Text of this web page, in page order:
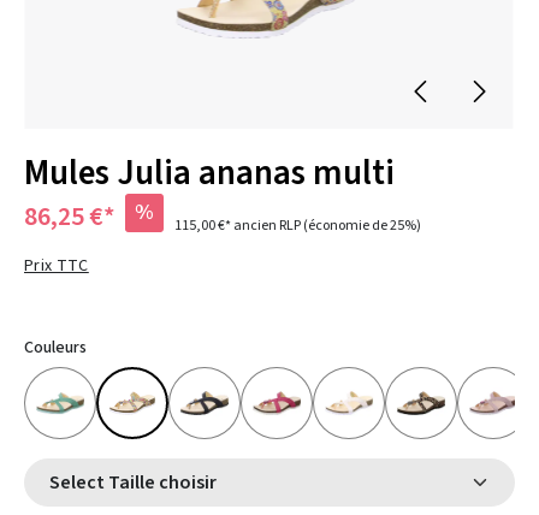
Mules Julia ananas multi
86,25 €* % 115,00 €*ancien RLP(économie de 25%)
Prix TTC
Couleurs
Select Taille choisir